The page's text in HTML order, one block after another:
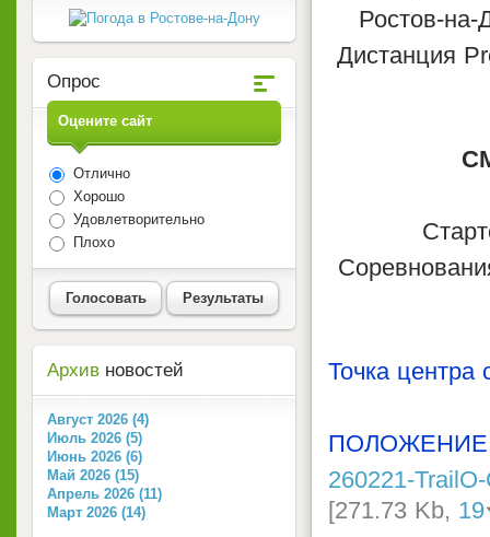
Ростов-
Дистанция
Точка центра
260221-
[271.73 Kb, 19
Опрос
Оцените сайт
Отлично
Хорошо
Удовлетворительно
Плохо
Голосовать Результаты
Архив новостей
Август 2026 (4)
Июль 2026 (5)
Июнь 2026 (6)
Май 2026 (15)
Апрель 2026 (11)
Март 2026 (14)